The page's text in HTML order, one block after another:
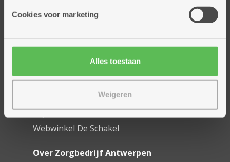
Cookies voor marketing
Alles toestaan
Weigeren
Dienstencentra
Woonzorgcentra
Financieel comfort
Onze innovaties
Mijn Boek
Webwinkel De Schakel
Over Zorgbedrijf Antwerpen